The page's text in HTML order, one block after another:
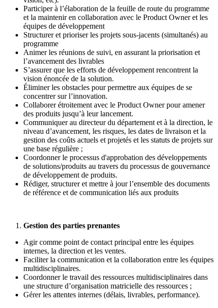
Participer à l’élaboration de la feuille de route du programme
et la maintenir en collaboration avec le Product Owner et les
équipes de développement
Structurer et prioriser les projets sous-jacents (simultanés) au
programme
Animer les réunions de suivi, en assurant la priorisation et
l’avancement des livrables
S’assurer que les efforts de développement rencontrent la
vision énoncée de la solution.
Éliminer les obstacles pour permettre aux équipes de se
concentrer sur l’innovation.
Collaborer étroitement avec le Product Owner pour amener
des produits jusqu’à leur lancement.
Communiquer au directeur du département et à la direction, le
niveau d’avancement, les risques, les dates de livraison et la
gestion des coûts actuels et projetés et les statuts de projets sur
une base régulière ;
Coordonner le processus d'approbation des développements
de solutions/produits au travers du processus de gouvernance
de développement de produits.
Rédiger, structurer et mettre à jour l’ensemble des documents
de référence et de communication liés aux produits
Gestion des parties prenantes
Agir comme point de contact principal entre les équipes
internes, la direction et les ventes.
Faciliter la communication et la collaboration entre les équipes
multidisciplinaires.
Coordonner le travail des ressources multidisciplinaires dans
une structure d’organisation matricielle des ressources ;
Gérer les attentes internes (délais, livrables, performance).